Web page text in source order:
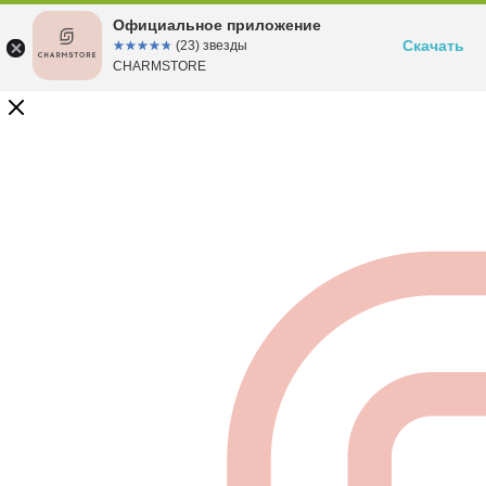
Официальное приложение
☆☆☆☆☆
★★★★★ (23) звезды
CHARMSTORE
Скачать